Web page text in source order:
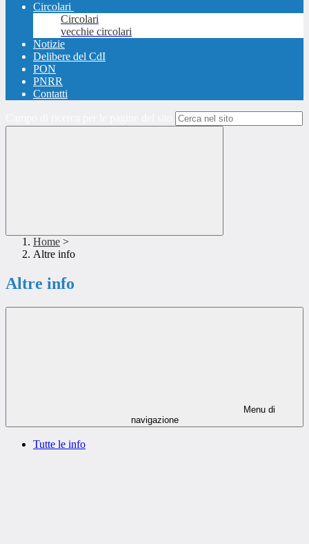
Circolari
Circolari
vecchie circolari
Notizie
Delibere del CdI
PON
PNRR
Contatti
Home >
Altre info
Altre info
Menu di
navigazione
Tutte le info